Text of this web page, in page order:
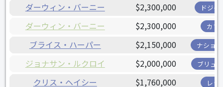
ダーウィン・バーニー $2,300,000 ドジャ
ダーウィン・バーニー $2,300,000 カブ
ブライス・ハーパー $2,150,000 ナショ
ジョナサン・ルクロイ $2,000,000 ブリュ
クリス・ヘイシー $1,760,000 レッ